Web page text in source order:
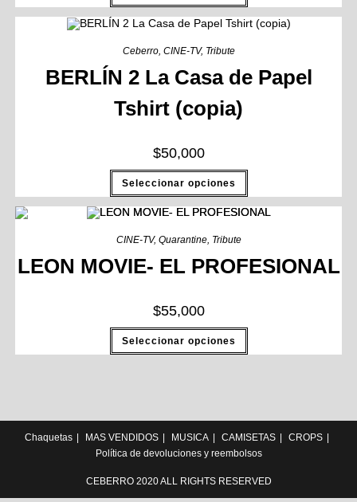
Ceberro, CINE-TV, Tribute
BERLÍN 2 La Casa de Papel
Tshirt (copia)
$50,000
Seleccionar opciones
CINE-TV, Quarantine, Tribute
LEON MOVIE- EL PROFESIONAL
$55,000
Seleccionar opciones
Chaquetas MAS VENDIDOS MUSICA CAMISETAS
CROPS
Política de devoluciones y reembolsos
CEBERRO 2020 ALL RIGHTS RESERVED